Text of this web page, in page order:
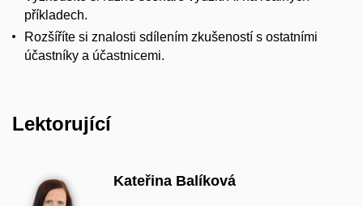
příkladech.
Rozšíříte si znalosti sdílením zkušeností s ostatními
účastníky a účastnicemi.
Lektorující
Kateřina Balíková